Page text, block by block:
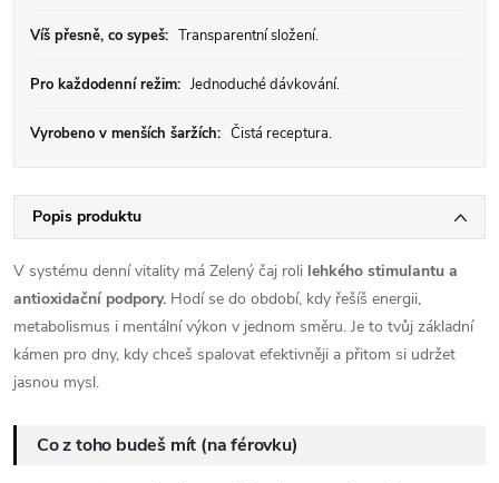
Víš přesně, co sypeš: Transparentní složení.
Pro každodenní režim: Jednoduché dávkování.
Vyrobeno v menších šaržích: Čistá receptura.
Popis produktu
V systému denní vitality má Zelený čaj roli lehkého stimulantu a
antioxidační podpory. Hodí se do období, kdy řešíš energii,
metabolismus i mentální výkon v jednom směru. Je to tvůj základní
kámen pro dny, kdy chceš spalovat efektivněji a přitom si udržet
jasnou mysl.
Co z toho budeš mít (na férovku)